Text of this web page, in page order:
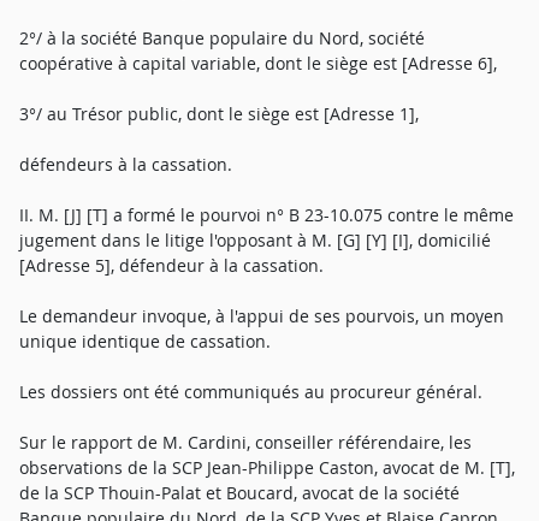
2°/ à la société Banque populaire du Nord, société
coopérative à capital variable, dont le siège est [Adresse 6],
3°/ au Trésor public, dont le siège est [Adresse 1],
défendeurs à la cassation.
II. M. [J] [T] a formé le pourvoi n° B 23-10.075 contre le même
jugement dans le litige l'opposant à M. [G] [Y] [I], domicilié
[Adresse 5], défendeur à la cassation.
Le demandeur invoque, à l'appui de ses pourvois, un moyen
unique identique de cassation.
Les dossiers ont été communiqués au procureur général.
Sur le rapport de M. Cardini, conseiller référendaire, les
observations de la SCP Jean-Philippe Caston, avocat de M. [T],
de la SCP Thouin-Palat et Boucard, avocat de la société